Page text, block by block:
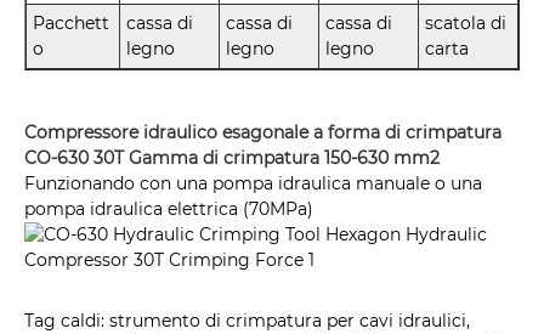
Pacchett
o
cassa di
legno
cassa di
legno
cassa di
legno
scatola di
carta
Compressore idraulico esagonale a forma di crimpatura
CO-630 30T Gamma di crimpatura 150-630 mm2
Funzionando con una pompa idraulica manuale o una
pompa idraulica elettrica (70MPa)
Tag caldi: strumento di crimpatura per cavi idraulici,